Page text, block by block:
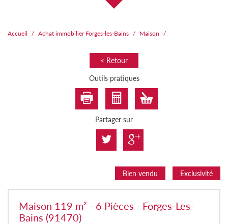
Accueil Achat immobilier Forges-les-Bains Maison
< Retour
Outils pratiques
Partager sur
Bien vendu Exclusivité
Maison 119 m² - 6 Pièces - Forges-Les-
Bains (91470)